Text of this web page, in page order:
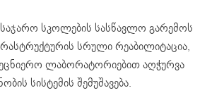
საჯარო სკოლების სასწავლო გარემოს
სრული რეაბილიტაცია,
ლაბორატორიებით აღჭურვა
სისტემის შემუშავება.